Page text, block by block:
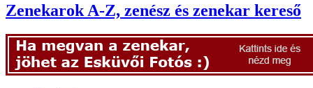
Zenekarok A-Z, zenész és zenekar kereső